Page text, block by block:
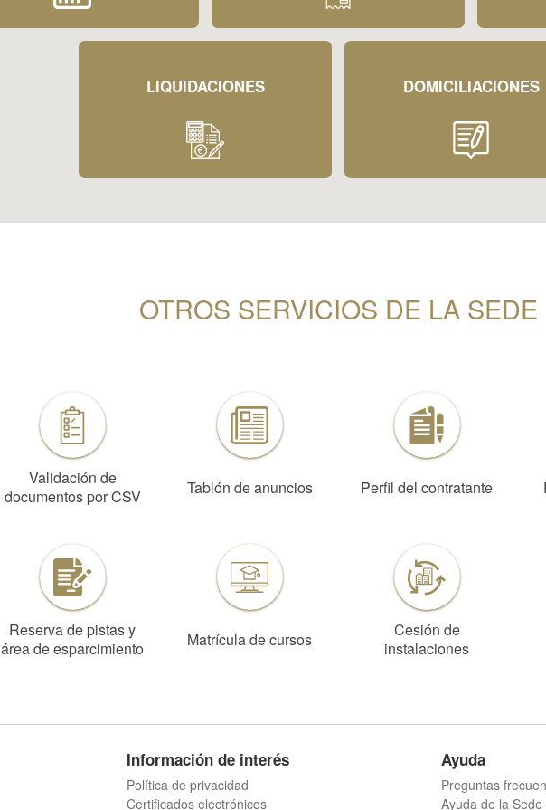
LIQUIDACIONES DOMICILIACIONES
OTROS SERVICIOS DE LA SEDE
Validación de
documentos por CSV
Tablón de anuncios Perfil del contratante
Reserva de pistas y
área de esparcimiento
Matrícula de cursos
Cesión de
instalaciones
Información de interés
Política de privacidad
Certificados electrónicos
Ayuda
Preguntas
Ayuda de la Sede